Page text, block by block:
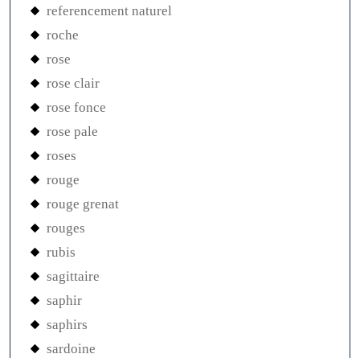
referencement naturel
roche
rose
rose clair
rose fonce
rose pale
roses
rouge
rouge grenat
rouges
rubis
sagittaire
saphir
saphirs
sardoine